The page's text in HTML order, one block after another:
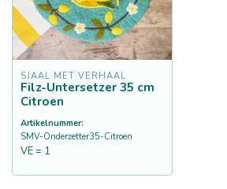
SJAAL MET VERHAAL
Filz-Untersetzer 35 cm
Citroen
Artikelnummer:
SMV-Onderzetter35-Citroen
VE = 1